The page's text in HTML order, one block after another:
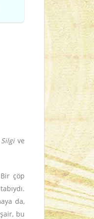
Silgive
çöp
da,
bu